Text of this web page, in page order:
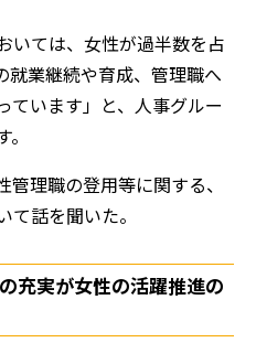
いては、女性が過半数を占
就業継続や育成、管理職へ
ています」と、人事グルー
理職の登用等に関する、
話を聞いた。
充実が女性の活躍推進の